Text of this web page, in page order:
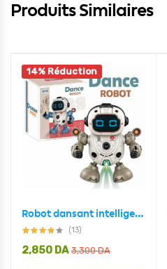
Produits Similaires
14% Réduction
Robot dansant intelligent avec musique et lumières
(13)
3,300DA
2,850 DA